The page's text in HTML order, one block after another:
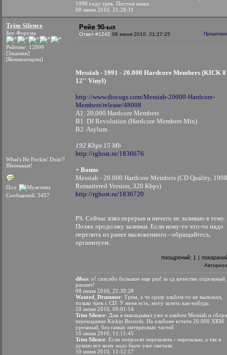
1998 году трек. Постом ниже.
08 июня 2010, 21:28:31
Trim Silence
Бог Форума
Рейтинг: 12899
[Заценки]
[Комментарии]
What's He Fockin' Doin'?
Bleeeaaaat!
Пол:
Сообщений: 5457
Рейв 90-ых
Ответ #1242 08 июня 2010, 21:27:25
Messiah - 1991 - 20.000 Hardcore Members (KICK 8
12'' Vinyl)
http://www.discogs.com/Messiah-20000-Hardcore-
Members/release/48008
A1. 20,000 Hardcore Members
B1. DJ Revolution (Hardcore Members Mix)
B2. Asylum
192 Kbps 15 Mb
http://rghost.ru/1836676
+ Bonus
Messiah - 20.000 Hardcore Members (CD Quality, 1998
Remastered Version, 320 Kbps)
http://rghost.ru/1836720
PS. Сейчас взял перерыв и ничего не заливаю в тему.
Позже продолжу заливки. Если кому-то что-то надо
перелить из ранее выложенного - обращайтесь,
организуем.
поощрений: 1 |
dibas: о! спасибо большое еще раз! за сд качество отдельный
рахмет!
08 июня 2010, 21:30:28
Wanted_Drummer: Трим, а че сразу альбом-то не выложил,
только трек с CD. У меня есть, могу залить как-нибудь.
10 июня 2010, 09:01:14
Trim Silence: Дык я выкладывал уже и альбом Messiah и
переиздание Kickin Records. На альбоме кстати 20.000 ХКМ
урезаный, без самых интересных частей
10 июня 2010, 11:11:45
Trim Silence: Если попросят перезалить - перезалью, а так я
думаю все кому надо было уже скачали
10 июня 2010, 11:12:17